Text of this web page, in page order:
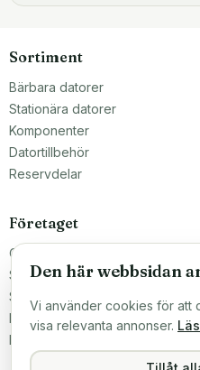
Sortiment
Bärbara datorer
Stationära datorer
Komponenter
Datortillbehör
Reservdelar
Företaget
Om oss
Större inköp?
Sälj till oss
Köpvillkor
Integritetspolicy
Den här webbsidan
Vi använder cookies för att
visa relevanta annonser.